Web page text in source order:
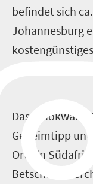
befindet sich
Johannesburg
hochwertiges
Das Polokwane
Geheimtipp
Orte in